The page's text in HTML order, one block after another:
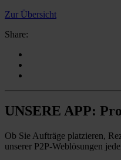
Zur Übersicht
Share:
UNSERE APP:
Ob Sie Aufträge platzieren,
unserer P2P-Weblösungen